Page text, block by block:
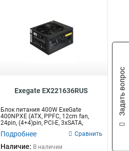
Exegate EX221636RUS
Блок питания 400W ExeGate
400NPXE (ATX, PPFC, 12cm fan,
24pin, (4+4)pin, PCI-E, 3xSATA,
Подробнее Сравнить
Наличие: В наличии
Задать вопрос